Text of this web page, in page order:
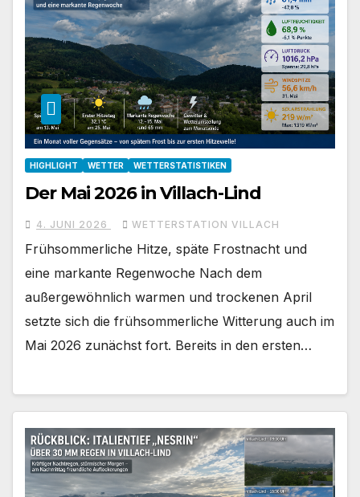
HIGHLIGHT WETTER WETTERSTATISTIKEN
Der Mai 2026 in Villach-Lind
4. JUNI 2026 WETTERSTATION VILLACH
Frühsommerliche Hitze, späte Frostnacht und
eine markante Regenwoche Nach dem
außergewöhnlich warmen und trockenen April
setzte sich die frühsommerliche Witterung auch im
Mai 2026 zunächst fort. Bereits in den ersten…